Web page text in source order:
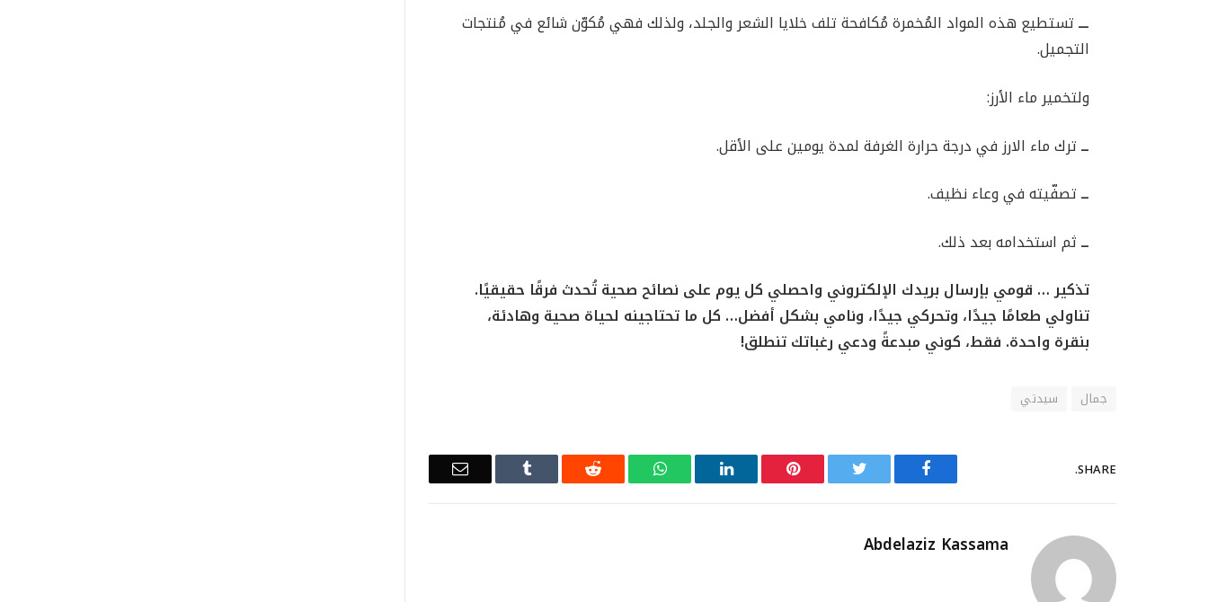
ـــتستطيع هذه المواد المُخمرة مُكافحة تلف خلايا الشعر والجلد، ولذلك فهي مُكوّن شائع في مُنتجات
التجميل.
ولتخمير ماء الأرز:
ــترك ماء الارز في درجة حرارة الغرفة لمدة يومين على الأقل.
ــتصفّيته في وعاء نظيف.
ــثم استخدامه بعد ذلك.
تذكير … قومي بإرسال بريدك الإلكتروني واحصلي كل يوم على نصائح صحية تُحدث فرقًا حقيقيًا.
تناولي طعامًا جيدًا، وتحركي جيدًا، ونامي بشكل أفضل… كل ما تحتاجينه لحياة صحية وهادئة،
بنقرة واحدة. فقط، كوني مبدعةً ودعي رغباتك تنطلق!
جمال سيدتي
SHARE.
Facebook
Pinterest
LinkedIn
WhatsApp
Reddit
Tumblr
Email
Abdelaziz Kassama